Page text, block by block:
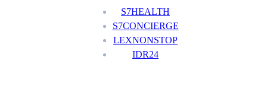
S7HEALTH
S7CONCIERGE
LEXNONSTOP
IDR24